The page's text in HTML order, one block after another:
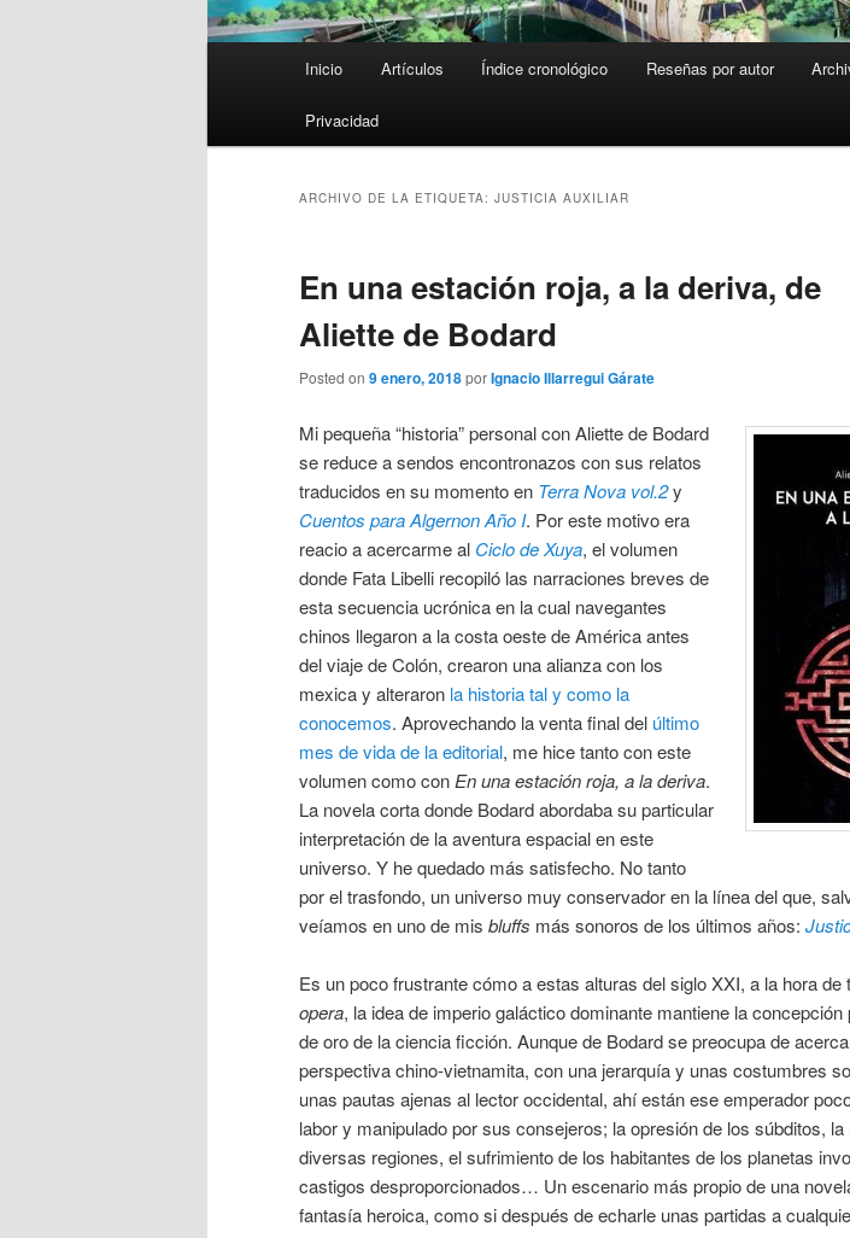
Inicio Artículos Índice cronológico Reseñas por autor
Privacidad
ARCHIVO DE LA ETIQUETA: JUSTICIA AUXILIAR
En una estación roja, a la deriva, de
Aliette de Bodard
Posted on 9 enero, 2018porIgnacio Illarregui Gárate
Mi pequeña “historia” personal con Aliette de Bodard
se reduce a sendos encontronazos con sus relatos
traducidos en su momento en Terra Nova vol.2y
Cuentos para Algernon Año I. Por este motivo era
reacio a acercarme al Ciclo de Xuya, el volumen
donde Fata Libelli recopiló las narraciones breves de
esta secuencia ucrónica en la cual navegantes
chinos llegaron a la costa oeste de América antes
del viaje de Colón, crearon una alianza con los
mexica y alteraron la historia tal y como la
conocemos. Aprovechando la venta final del último
mes de vida de la editorial, me hice tanto con este
volumen como con En una estación roja, a la deriva.
La novela corta donde Bodard abordaba su particular
interpretación de la aventura espacial en este
universo. Y he quedado más satisfecho. No tanto
por el trasfondo, un universo muy conservador en la línea del que,
veíamos en uno de mis bluffs más sonoros de los últimos años:
Es un poco frustrante cómo a estas alturas del siglo XXI, a la hora de
opera, la idea de imperio galáctico dominante mantiene la concepción
de oro de la ciencia ficción. Aunque de Bodard se preocupa de
perspectiva chino-vietnamita, con una jerarquía y unas costumbres
unas pautas ajenas al lector occidental, ahí están ese emperador
labor y manipulado por sus consejeros; la opresión de los súbditos, la
diversas regiones, el sufrimiento de los habitantes de los planetas
castigos desproporcionados… Un escenario más propio de una
fantasía heroica, como si después de echarle unas partidas a